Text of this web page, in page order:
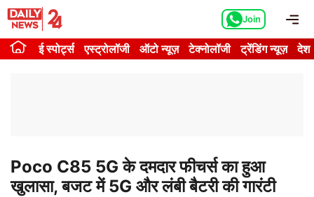
Skip
content
Join
ई स्पोर्ट्स एस्ट्रोलॉजी ऑटो न्यूज़ टेक्नोलॉजी ट्रेंडिंग न्यूज़ देश
Poco C85 5G के दमदार फीचर्स का हुआ
खुलासा, बजट में 5G और लंबी बैटरी की गारंटी